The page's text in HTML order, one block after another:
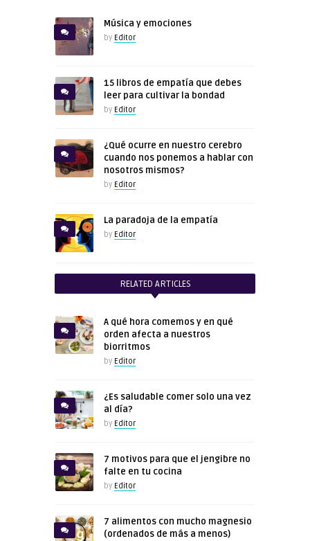
Música y emociones
by Editor
15 libros de empatía que debes
leer para cultivar la bondad
by Editor
¿Qué ocurre en nuestro cerebro
cuando nos ponemos a hablar con
nosotros mismos?
by Editor
La paradoja de la empatía
by Editor
RELATED ARTICLES
A qué hora comemos y en qué
orden afecta a nuestros
biorritmos
by Editor
¿Es saludable comer solo una vez
al día?
by Editor
7 motivos para que el jengibre no
falte en tu cocina
by Editor
7 alimentos con mucho magnesio
(ordenados de más a menos)